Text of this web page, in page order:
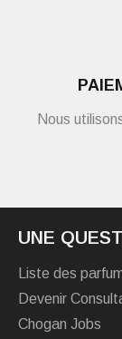
Nous
UNE
Liste des
Devenir
Chogan Jobs